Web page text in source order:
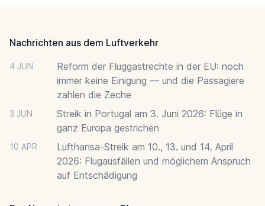
Nachrichten aus dem Luftverkehr
4 JUN
Reform der Fluggastrechte in der EU: noch
immer keine Einigung — und die Passagiere
zahlen die Zeche
3 JUN
Streik in Portugal am 3. Juni 2026: Flüge in
ganz Europa gestrichen
10 APR
Lufthansa-Streik am 10., 13. und 14. April
2026: Flugausfällen und möglichem Anspruch
auf Entschädigung